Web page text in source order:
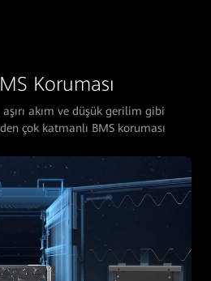
Koruması
aşırı akım ve düşük gerilim gibi
çok katmanlı BMS koruması